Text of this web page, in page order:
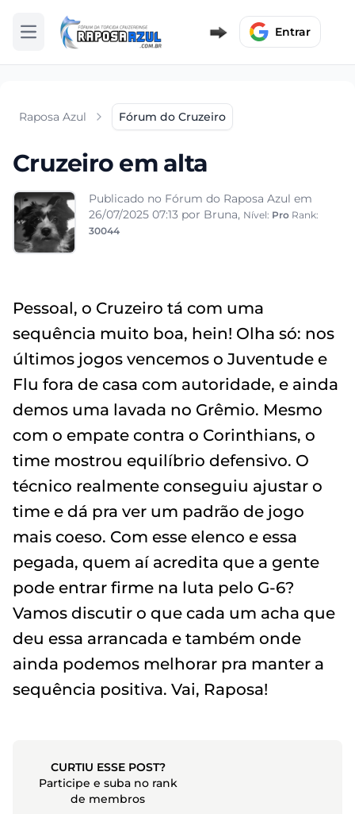
Abrir menu Entrar
Raposa Azul Fórum do Cruzeiro
Cruzeiro em alta
Publicado no Fórum do Raposa Azul em
26/07/2025 07:13 por Bruna, Nível: Pro Rank:
30044
Pessoal, o Cruzeiro tá com uma
sequência muito boa, hein! Olha só: nos
últimos jogos vencemos o Juventude e
Flu fora de casa com autoridade, e ainda
demos uma lavada no Grêmio. Mesmo
com o empate contra o Corinthians, o
time mostrou equilíbrio defensivo. O
técnico realmente conseguiu ajustar o
time e dá pra ver um padrão de jogo
mais coeso. Com esse elenco e essa
pegada, quem aí acredita que a gente
pode entrar firme na luta pelo G-6?
Vamos discutir o que cada um acha que
deu essa arrancada e também onde
ainda podemos melhorar pra manter a
sequência positiva. Vai, Raposa!
CURTIU ESSE POST?
Participe e suba no rank
de membros